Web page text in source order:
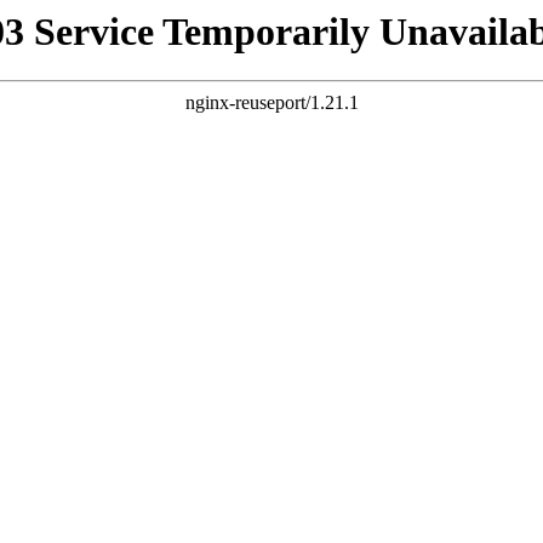
Service Temporarily
nginx-reuseport/1.21.1